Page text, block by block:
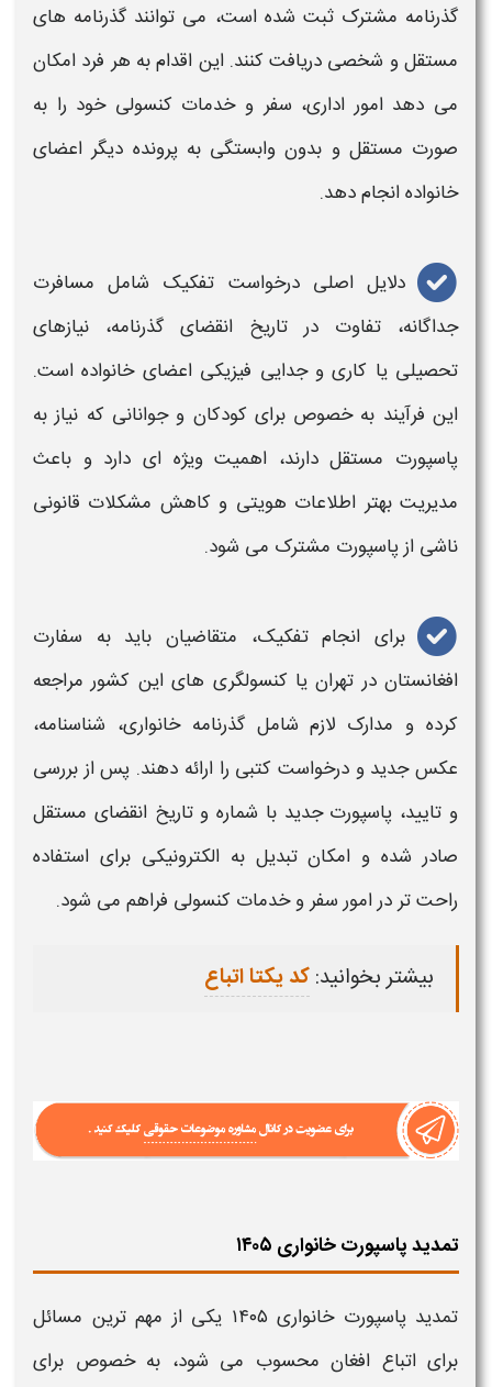
گذرنامه مشترک ثبت شده است، می‌ توانند گذرنامه‌ های
مستقل و شخصی دریافت کنند. این اقدام به هر فرد امکان
می‌ دهد امور اداری، سفر و خدمات کنسولی خود را به‌
صورت مستقل و بدون وابستگی به پرونده دیگر اعضای
خانواده انجام دهد.
دلایل اصلی درخواست تفکیک شامل مسافرت
جداگانه، تفاوت در تاریخ انقضای گذرنامه، نیازهای
تحصیلی یا کاری و جدایی فیزیکی اعضای خانواده است.
این فرآیند به خصوص برای کودکان و جوانانی که نیاز به
پاسپورت مستقل دارند، اهمیت ویژه‌ ای دارد و باعث
مدیریت بهتر اطلاعات هویتی و کاهش مشکلات قانونی
ناشی ازپاسپورت مشترک می‌ شود.
برای انجامتفکیک، متقاضیان باید به سفارت
افغانستان در تهران یا کنسولگری‌ های این کشور مراجعه
کرده و مدارک لازم شامل گذرنامهخانواری، شناسنامه،
عکس جدید و درخواست کتبی را ارائه دهند. پس از بررسی
و تایید، پاسپورتجدید با شماره و تاریخ انقضای مستقل
صادر شده و امکانتبدیل به الکترونیکی برای استفاده
راحت‌ تر در امور سفر و خدمات کنسولی فراهم می‌ شود.
بیشتر بخوانید:کد یکتا اتباع
تمدید پاسپورت خانواری ۱۴۰۵
تمدید پاسپورت خانواری ۱۴۰۵
یکی از مهم‌ ترین مسائل
برای اتباع افغان محسوب می‌ شود، به‌ خصوص برای